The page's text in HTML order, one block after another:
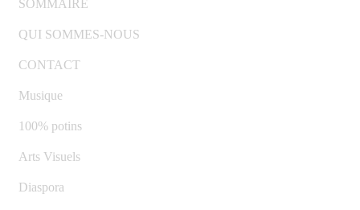
SOMMAIRE
QUI SOMMES-NOUS
CONTACT
Musique
100% potins
Arts Visuels
Diaspora